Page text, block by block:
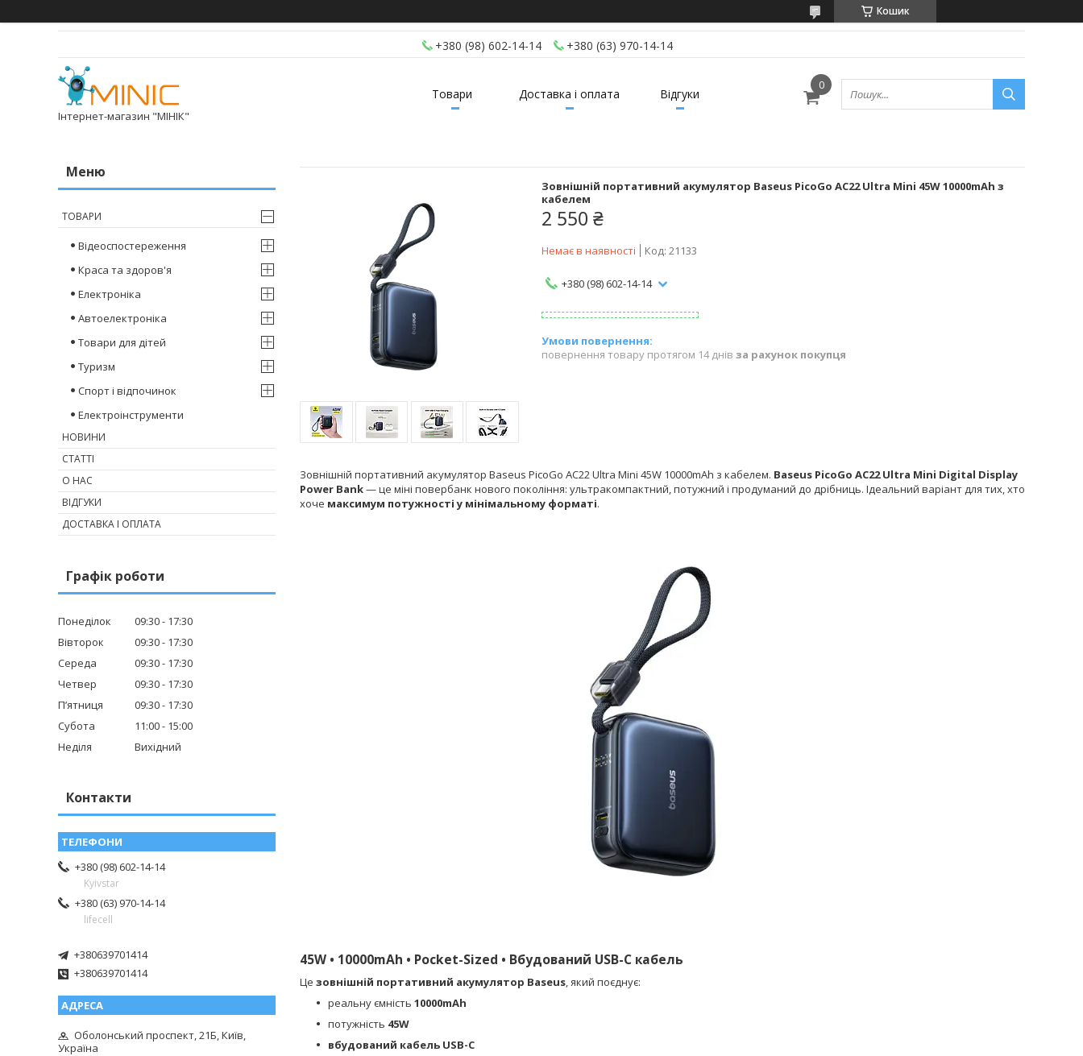
Кошик
+380 (98) 602-14-14 +380 (63) 970-14-14
Інтернет-магазин "МІНІК"
Товари Доставка і оплата Відгуки
Зовнішній портативний акумулятор Baseus PicoGo AC22 Ultra Mini 45W 10000mAh з
кабелем
2 550 ₴
Немає в наявності Код: 21133
+380 (98) 602-14-14
повернення товару протягом 14 днів за рахунок покупця
Зовнішній портативний акумулятор Baseus PicoGo AC22 Ultra Mini 45W 10000mAh з кабелем. Baseus PicoGo AC22 Ultra Mini Digital Display
Power Bank— це міні повербанк нового покоління: ультракомпактний, потужний і продуманий до дрібниць. Ідеальний варіант для тих, хто
хоче максимум потужності у мінімальному форматі.
45W • 10000mAh • Pocket-Sized • Вбудований USB-C кабель
Це зовнішній портативний акумулятор Baseus , який поєднує:
реальну ємність 10000mAh
потужність 45W
вбудований кабель USB-C
ТОВАРИ
Відеоспостереження
Краса та здоров'я
Електроніка
Автоелектроніка
Товари для дітей
Туризм
Спорт і відпочинок
Електроінструменти
НОВИНИ
СТАТТІ
О НАС
ВІДГУКИ
ДОСТАВКА І ОПЛАТА
Графік роботи
Понеділок 09:30
17:30
Вівторок
09:30
17:30
Середа
09:30
17:30
Четвер
09:30
17:30
Пʼятниця
09:30
17:30
Субота
11:00
15:00
Неділя
Вихідний
Контакти
+380 (98) 602-14-14
Kyivstar
+380 (63) 970-14-14
lifecell
+380639701414
+380639701414
Оболонський проспект, 21Б, Київ,
Україна